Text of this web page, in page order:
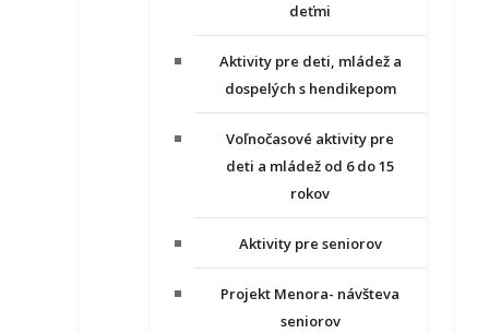
deťmi
Aktivity pre deti, mládež a
dospelých s hendikepom
Voľnočasové aktivity pre
deti a mládež od 6 do 15
rokov
Aktivity pre seniorov
Projekt Menora- návšteva
seniorov